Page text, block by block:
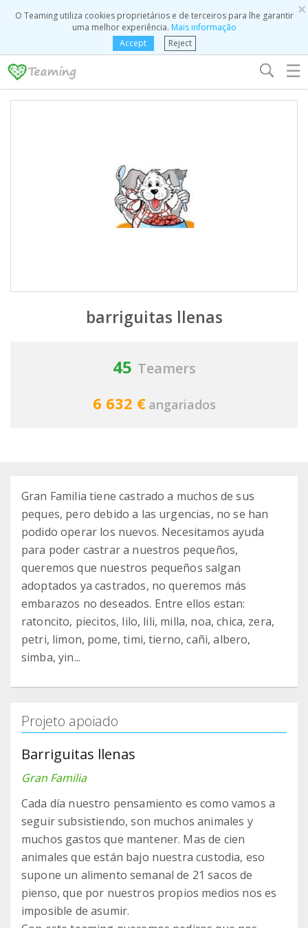
×
O Teaming utiliza cookies proprietários e de terceiros para lhe garantir
uma melhor experiência. Mais informação
Accept
Reject
☰
barriguitas llenas
45 Teamers
6 632 € angariados
Gran Familia tiene castrado a muchos de sus
peques, pero debido a las urgencias, no se han
podido operar los nuevos. Necesitamos ayuda
para poder castrar a nuestros pequeños,
queremos que nuestros pequeños salgan
adoptados ya castrados, no queremos más
embarazos no deseados. Entre ellos estan:
ratoncito, piecitos, lilo, lili, milla, noa, chica, zera,
petri, limon, pome, timi, tierno, cañi, albero,
simba, yin...
Projeto apoiado
Barriguitas llenas
Gran Familia
Cada día nuestro pensamiento es como vamos a
seguir subsistiendo, son muchos animales y
muchos gastos que mantener. Mas de cien
animales que están bajo nuestra custodia, eso
supone un alimento semanal de 21 sacos de
pienso, que por nuestros propios medios nos es
imposible de asumir.